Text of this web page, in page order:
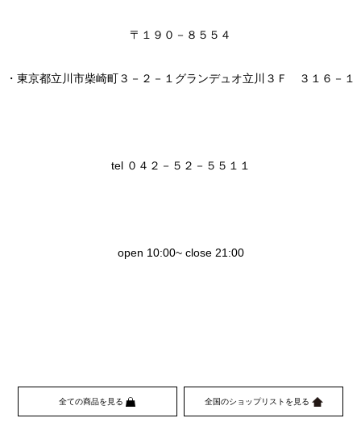
〒１９０－８５５４
・東京都立川市柴崎町３－２－１グランデュオ立川３Ｆ ３１６－１
tel ０４２－５２－５５１１
open 10:00~ close 21:00
全ての商品を見る 全国のショップリストを見る